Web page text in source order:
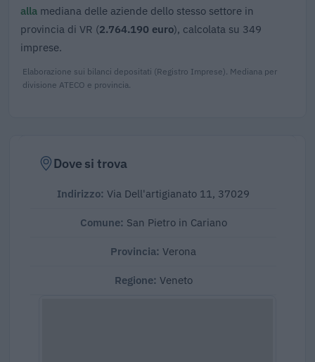
alla mediana delle aziende dello stesso settore in
provincia di VR (2.764.190 euro), calcolata su 349
imprese.
Elaborazione sui bilanci depositati (Registro Imprese). Mediana per
divisione ATECO e provincia.
Dove si trova
Indirizzo: Via Dell'artigianato 11, 37029
Comune: San Pietro in Cariano
Provincia: Verona
Regione: Veneto